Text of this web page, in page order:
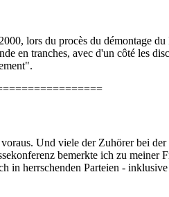
lors du procès du démontage
en tranches, avec d'un côté les
Und viele der Zuhörer bei
bemerkte ich zu
in herrschenden Parteien -